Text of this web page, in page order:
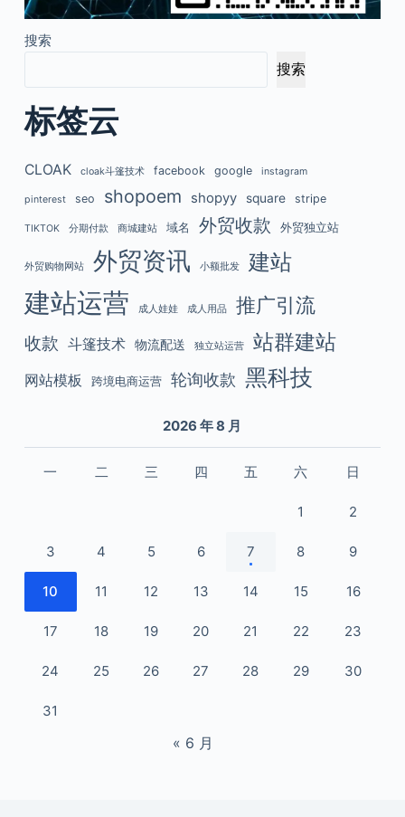
搜索
搜索
标签云
CLOAK cloak斗篷技术 facebook google instagram
pinterest seo shopoem shopyy square stripe
TIKTOK 分期付款 商城建站 域名 外贸收款 外贸独立站
外贸购物网站 外贸资讯 小额批发 建站
建站运营 成人娃娃 成人用品 推广引流
收款 斗篷技术 物流配送 独立站运营 站群建站
网站模板 跨境电商运营 轮询收款 黑科技
2026 年 8 月
一 二 三 四 五 六 日
1 2
3 4 5 6 7 8 9
10 11 12 13 14 15 16
17 18 19 20 21 22 23
24 25 26 27 28 29 30
31
« 6 月